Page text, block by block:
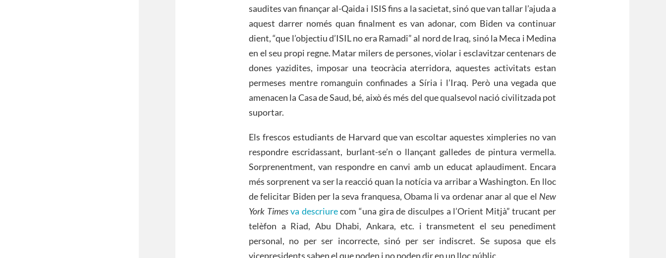
saudites van finançar al-Qaida i ISIS fins a la sacietat, sinó que van tallar l’ajuda a
aquest darrer només quan finalment es van adonar, com Biden va continuar
dient, “que l’objectiu d’ISIL no era Ramadi” al nord de Iraq, sinó la Meca i Medina
en el seu propi regne. Matar milers de persones, violar i esclavitzar centenars de
dones yazidites, imposar una teocràcia aterridora, aquestes activitats estan
permeses mentre romanguin confinades a Síria i l’Iraq. Però una vegada que
amenacen la Casa de Saud, bé, això és més del que qualsevol nació civilitzada pot
suportar.
Els frescos estudiants de Harvard que van escoltar aquestes ximpleries no van
respondre escridassant, burlant-se’n o llançant galledes de pintura vermella.
Sorprenentment, van respondre en canvi amb un educat aplaudiment. Encara
més sorprenent va ser la reacció quan la notícia va arribar a Washington. En lloc
de felicitar Biden per la seva franquesa, Obama li va ordenar anar al que el New
York Times va descriurecom “una gira de disculpes a l’Orient Mitjà” trucant per
telèfon a Riad, Abu Dhabi, Ankara, etc. i transmetent el seu penediment
personal, no per ser incorrecte, sinó per ser indiscret. Se suposa que els
vicepresidents saben el que poden i no poden dir en un lloc públic.